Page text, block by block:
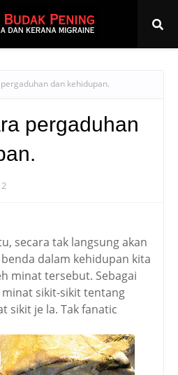
dan kehidupan.
pergaduhan
secara tak langsung akan
dalam kehidupan kita
minat tersebut. Sebagai
sikit-sikit tentang
sikit je la. Tak fanatic